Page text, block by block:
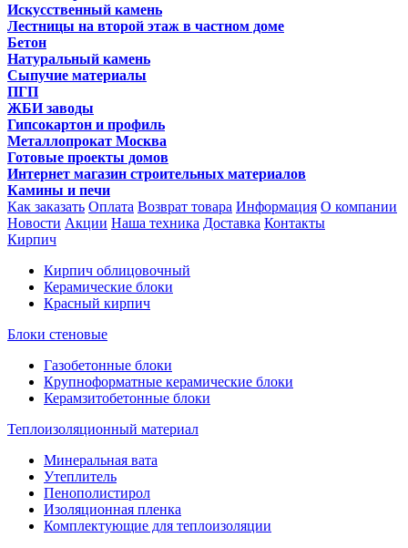
Искусственный камень
Лестницы на второй этаж в частном доме
Бетон
Натуральный камень
Сыпучие материалы
ПГП
ЖБИ заводы
Гипсокартон и профиль
Металлопрокат Москва
Готовые проекты домов
Интернет магазин строительных материалов
Камины и печи
Как заказать Оплата Возврат товара Информация О компании
Новости Акции Наша техника Доставка Контакты
Кирпич
Кирпич облицовочный
Керамические блоки
Красный кирпич
Блоки стеновые
Газобетонные блоки
Крупноформатные керамические блоки
Керамзитобетонные блоки
Теплоизоляционный материал
Минеральная вата
Утеплитель
Пенополистирол
Изоляционная пленка
Комплектующие для теплоизоляции